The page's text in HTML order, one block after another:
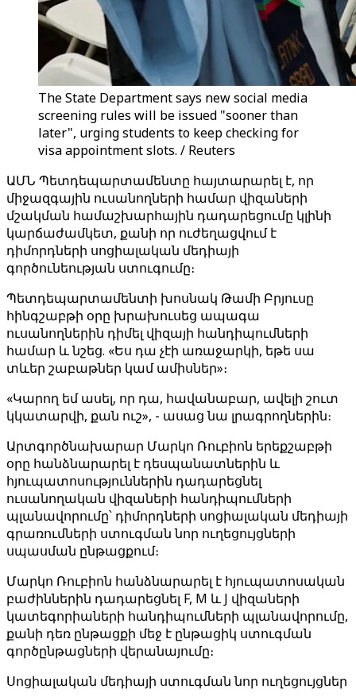
The State Department says new social media
screening rules will be issued "sooner than
later", urging students to keep checking for
visa appointment slots. / Reuters
ԱՄՆ Պետդեպարտամենտը հայտարարել է, որ
միջազգային ուսանողների համար վիզաների
մշակման համաշխարհային դադարեցումը կլինի
կարճաժամկետ, քանի որ ուժեղացվում է
դիմորդների սոցիալական մեդիայի
գործունեության ստուգումը։
Պետդեպարտամենտի խոսնակ Թամի Բրյուսը
հինգշաբթի օրը խրախուսեց ապագա
ուսանողներին դիմել վիզայի հանդիպումների
համար և նշեց. «Ես դա չէի առաջարկի, եթե սա
տևեր շաբաթներ կամ ամիսներ»։
«Կարող եմ ասել, որ դա, հավանաբար, ավելի շուտ
կկատարվի, քան ուշ», - ասաց նա լրագրողներին։
Արտգործնախարար Մարկո Ռուբիոն երեքշաբթի
օրը հանձնարարել է դեսպանատներին և
հյուպատոսություններին դադարեցնել
ուսանողական վիզաների հանդիպումների
պլանավորումը՝ դիմորդների սոցիալական մեդիայի
գրառումների ստուգման նոր ուղեցույցների
սպասման ընթացքում։
Մարկո Ռուբիոն հանձնարարել է հյուպատոսական
բաժիններին դադարեցնել F, M և J վիզաների
կատեգորիաների հանդիպումների պլանավորումը,
քանի դեռ ընթացքի մեջ է ընթացիկ ստուգման
գործընթացների վերանայումը։
Սոցիալական մեդիայի ստուգման նոր ուղեցույցներ